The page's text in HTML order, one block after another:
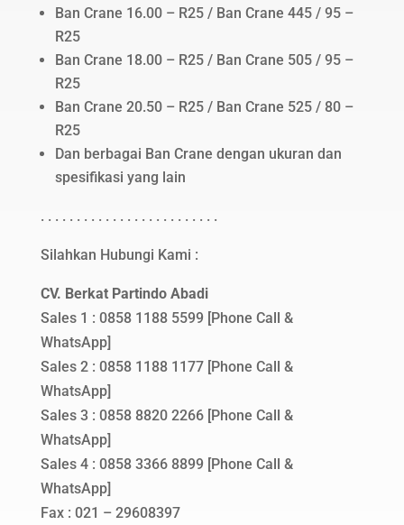
Ban Crane 16.00 – R25 / Ban Crane 445 / 95 –
R25
Ban Crane 18.00 – R25 / Ban Crane 505 / 95 –
R25
Ban Crane 20.50 – R25 / Ban Crane 525 / 80 –
R25
Dan berbagai Ban Crane dengan ukuran dan
spesifikasi yang lain
. . . . . . . . . . . . . . . . . . . . . . . . .
Silahkan Hubungi Kami :
CV. Berkat Partindo Abadi
Sales 1 : 0858 1188 5599 [Phone Call &
WhatsApp]
Sales 2 : 0858 1188 1177 [Phone Call &
WhatsApp]
Sales 3 : 0858 8820 2266 [Phone Call &
WhatsApp]
Sales 4 : 0858 3366 8899 [Phone Call &
WhatsApp]
Fax : 021 – 29608397